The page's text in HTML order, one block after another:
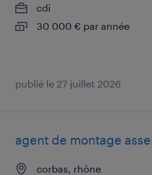
cdi
30 000 € par année
publié le 27 juillet 2026
agent de montage
corbas, rhône